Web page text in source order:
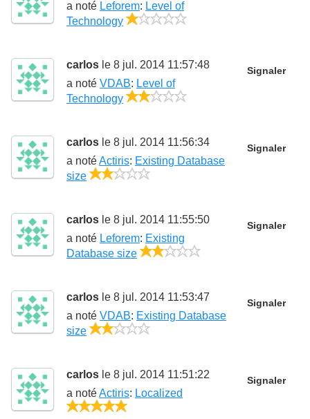
a noté Leforem: Level of
Technology
carlos le 8 jul. 2014 11:57:48 Signaler
a noté VDAB: Level of
Technology
carlos le 8 jul. 2014 11:56:34 Signaler
a notéActiris: Existing Database
size
carlos le 8 jul. 2014 11:55:50 Signaler
a noté Leforem: Existing
Database size
carlos le 8 jul. 2014 11:53:47 Signaler
a noté VDAB: Existing Database
size
carlos le 8 jul. 2014 11:51:22 Signaler
a notéActiris: Localized